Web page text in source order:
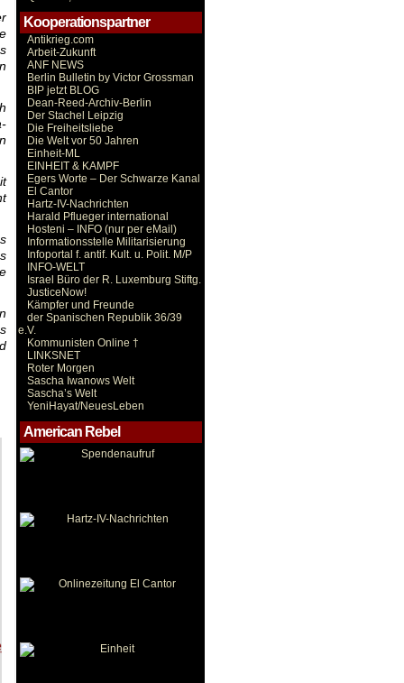
Kooperationspartner
Antikrieg.com
Arbeit-Zukunft
ANF NEWS
Berlin Bulletin by Victor Grossman
BIP jetzt BLOG
Dean-Reed-Archiv-Berlin
Der Stachel Leipzig
Die Freiheitsliebe
Die Welt vor 50 Jahren
Einheit-ML
EINHEIT & KAMPF
Egers Worte – Der Schwarze Kanal
El Cantor
Hartz-IV-Nachrichten
Harald Pflueger international
Hosteni – INFO (nur per eMail)
Informationsstelle Militarisierung
Infoportal f. antif. Kult. u. Polit. M/P
INFO-WELT
Israel Büro der R. Luxemburg Stiftg.
JusticeNow!
Kämpfer und Freunde
der Spanischen Republik 36/39
e.V.
Kommunisten Online †
LINKSNET
Roter Morgen
Sascha Iwanows Welt
Sascha’s Welt
YeniHayat/NeuesLeben
American Rebel